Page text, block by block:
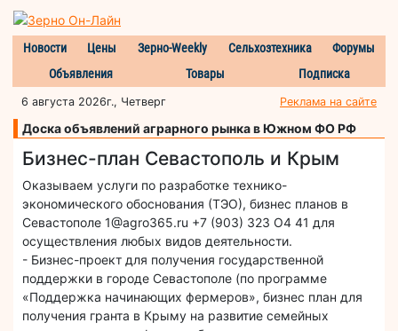
Новости Цены Зерно-Weekly Сельхозтехника
Форумы
Объявления
Товары Подписка
6 августа 2026г., Четверг Реклама на сайте
Доска объявлений аграрного рынка в Южном ФО РФ
Бизнес-план Севастополь и Крым
Оказываем услуги по разработке технико-
экономического обоснования (ТЭО), бизнес планов в
Севастополе 1@agro365.ru +7 (903) 323 О4 41 для
осуществления любых видов деятельности.
- Бизнес-проект для получения государственной
поддержки в городе Севастополе (по программе
«Поддержка начинающих фермеров», бизнес план для
получения гранта в Крыму на развитие семейных